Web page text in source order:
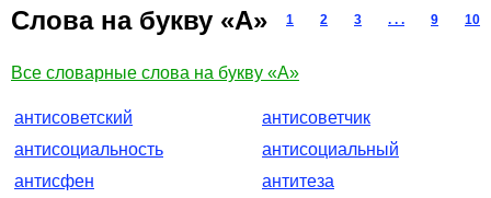
Слова на букву «А» 1 2 3 . . . 9 10
Все словарные слова на букву «А»
антисоветский
антисоветчик
антисоциальность
антисоциальный
антисфен
антитеза